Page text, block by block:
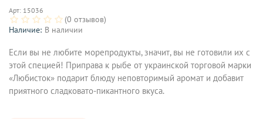
Арт: 15036
(0 отзывов)
Наличие: В наличии
Если вы не любите морепродукты, значит, вы не готовили их с
этой специей! Приправа к рыбе от украинской торговой марки
«Любисток» подарит блюду неповторимый аромат и добавит
приятного сладковато-пикантного вкуса.